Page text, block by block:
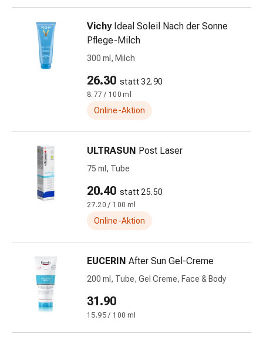
Augen
Ohrenbeschwerden
Ohrenpflege
Augenentzündungen
Augenverbände
Augenhygiene
Kreislauf
Herztherapie
Kompressions-
Kreislaufbeschwerden
Rauchstopp
Venenbeschwerden
Blutgerinnung
Störung
Gedächtnis-
Konzentrationsstörung
&
Vichy Ideal Soleil Nach der Sonne
Pflege-Milch
300 ml, Milch
26.30 statt 32.90
8.77 / 100 ml
Online-Aktion
ULTRASUN Post Laser
75 ml, Tube
20.40 statt 25.50
27.20 / 100 ml
Online-Aktion
EUCERIN After Sun Gel-Creme
200 ml, Tube, Gel Creme, Face & Body
31.90
15.95 / 100 ml